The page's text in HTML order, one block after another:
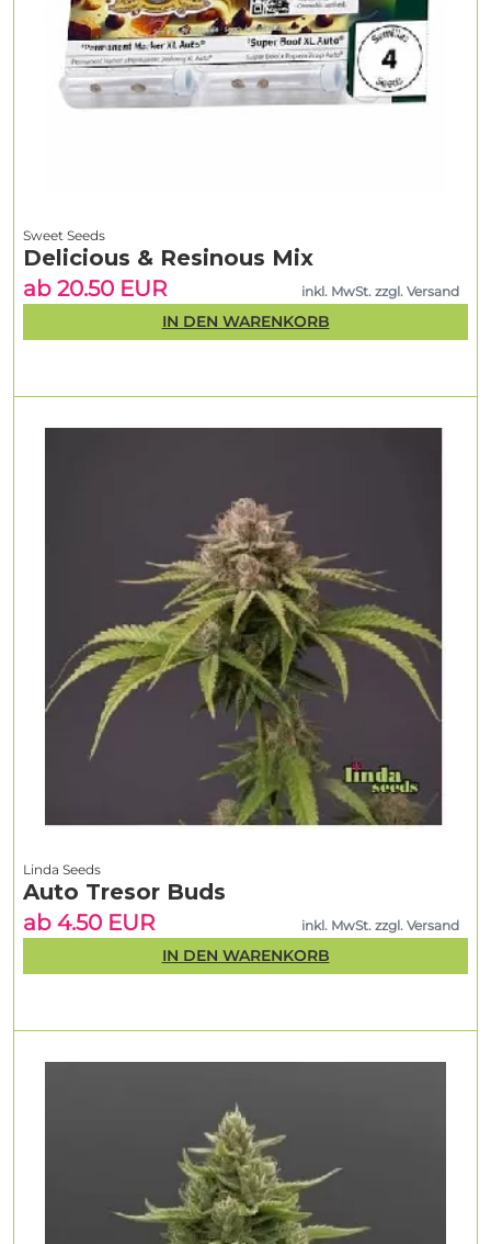
Linda Seeds
Auto Tresor Buds
ab 4.50 EUR
inkl. MwSt. zzgl. Versand
IN DEN WARENKORB
Sweet Seeds
Delicious & Resinous Mix
ab 20.50 EUR
inkl. MwSt. zzgl. Versand
IN DEN WARENKORB